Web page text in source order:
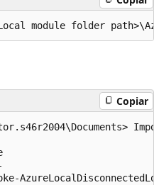
Copiar
Name